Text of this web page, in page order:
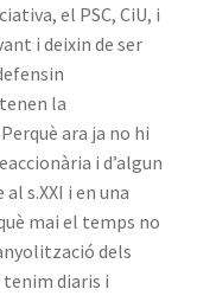
el PSC, CiU, i
i deixin de ser
la
ara ja no hi
i d’algun
s.XXI i en una
mai el temps no
dels
tenim diaris i